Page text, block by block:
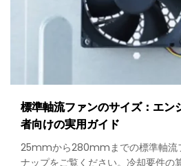
標準軸流ファンのサイズ：エン
者向けの実用ガイド
25mmから280mmまでの標準軸流
ナップをご覧ください。冷却要件の